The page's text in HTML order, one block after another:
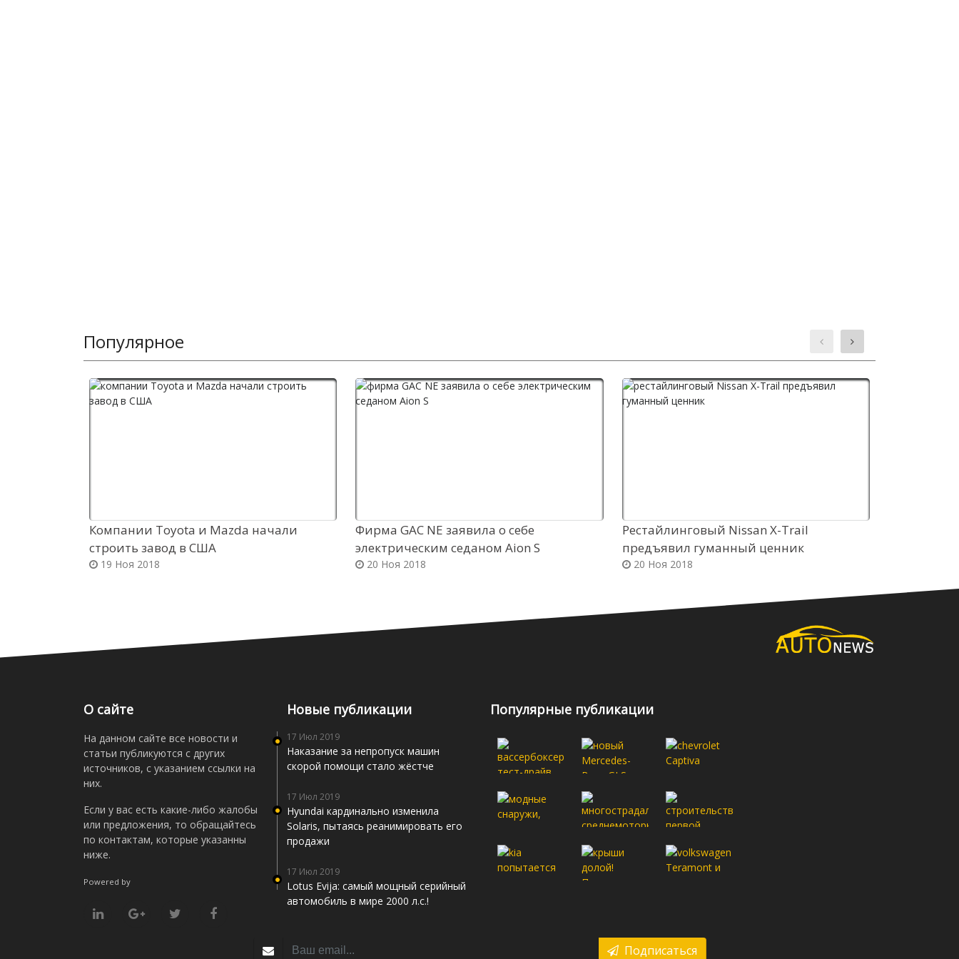
Популярное
Компании Toyota и Mazda начали
строить завод в США
19 Ноя 2018
Фирма GAC NE заявила о себе
электрическим седаном Aion S
20 Ноя 2018
Рестайлинговый Nissan X-Trail
предъявил гуманный ценник
20 Ноя 2018
О сайте
На данном сайте все новости и
статьи публикуются с других
источников, с указанием ссылки на
них.
Если у вас есть какие-либо жалобы
или предложения, то обращайтесь
по контактам, которые указанны
ниже.
Powered by
Новые публикации
17 Июл 2019
Наказание за непропуск машин
скорой помощи стало жёстче
17 Июл 2019
Hyundai кардинально изменила
Solaris, пытаясь реанимировать его
продажи
17 Июл 2019
Lotus Evija: самый мощный серийный
автомобиль в мире 2000 л.с.!
Популярные публикации
Подписаться